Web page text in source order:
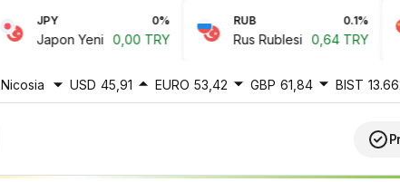
Japon Yeni 0,00 TRY
RUB 0.1%
Rus Rublesi 0,64 TRY
Nicosia USD 45,91 EURO 53,42 GBP 61,84 BIST